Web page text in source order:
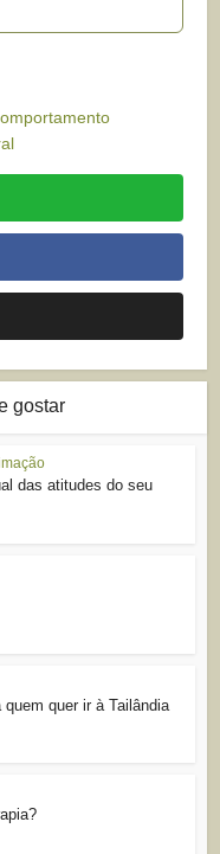
gostar
das atitudes do seu
quer ir à Tailândia